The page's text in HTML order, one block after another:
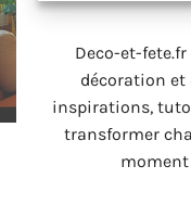
Deco-et-
décoration et
inspirations,
transformer